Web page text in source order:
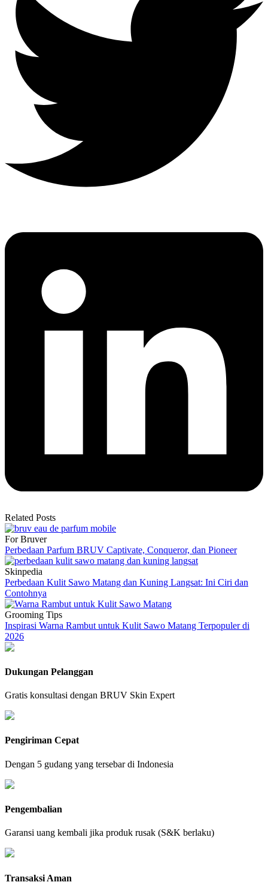
Related Posts
For Bruver
Perbedaan Parfum BRUV Captivate, Conqueror, dan Pioneer
Skinpedia
Perbedaan Kulit Sawo Matang dan Kuning Langsat: Ini Ciri dan
Contohnya
Grooming Tips
Inspirasi Warna Rambut untuk Kulit Sawo Matang Terpopuler di
2026
Dukungan Pelanggan
Gratis konsultasi dengan BRUV Skin Expert
Pengiriman Cepat
Dengan 5 gudang yang tersebar di Indonesia
Pengembalian
Garansi uang kembali jika produk rusak (S&K berlaku)
Transaksi Aman